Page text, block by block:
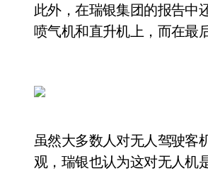
此外，在瑞银集团的报告中
喷气机和直升机上，而在最
虽然大多数人对无人驾驶客
观，瑞银也认为这对无人机